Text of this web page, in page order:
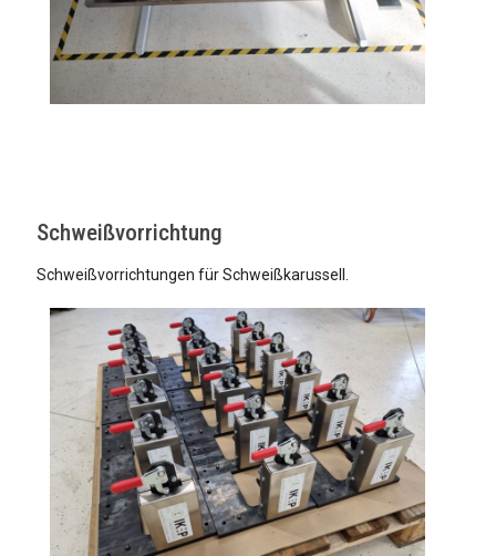
Schweißvorrichtung
Schweißvorrichtungen für Schweißkarussell.